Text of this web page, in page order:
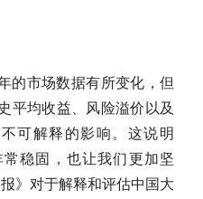
的市场数据有所变化，但
平均收益、风险溢价以及
可解释的影响。这说明
稳固，也让我们更加坚
》对于解释和评估中国 大